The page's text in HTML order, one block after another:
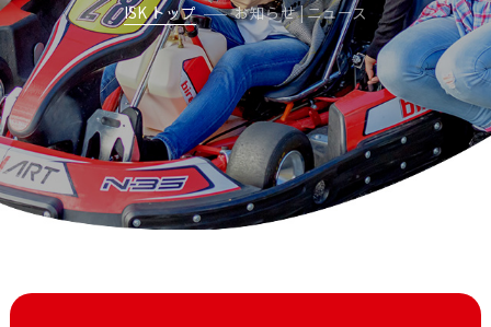
ISK トップ お知らせ | ニュース